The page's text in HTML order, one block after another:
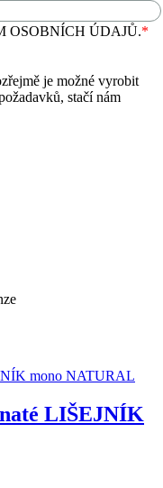
OSOBNÍCH ÚDAJŮ.*
je možné vyrobit
stačí nám
LIŠEJNÍK